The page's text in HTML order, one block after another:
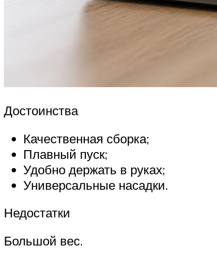
Достоинства
Качественная сборка;
Плавный пуск;
Удобно держать в руках;
Универсальные насадки.
Недостатки
Большой вес.